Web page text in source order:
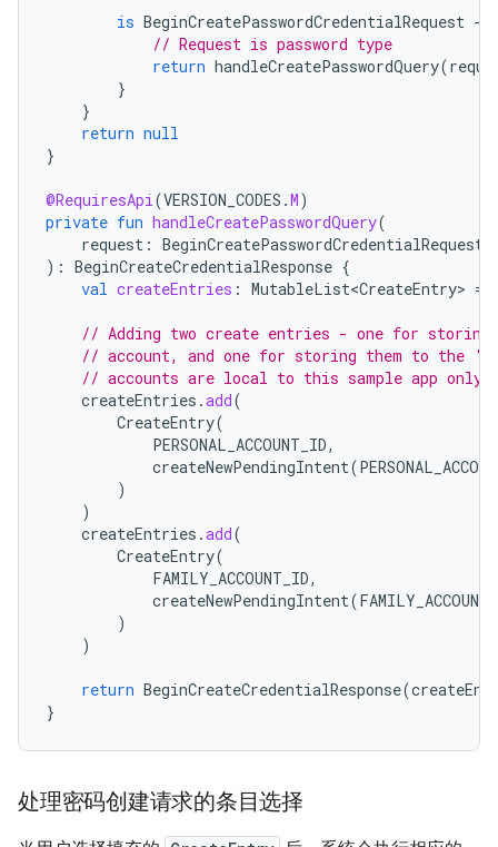
is BeginCreatePasswordCredentialRequest -
// Request is password type
return handleCreatePasswordQuery(
}
}
return null
}
@RequiresApi(VERSION_CODES .M)
private fun handleCreatePasswordQuery(
request : BeginCreatePasswordCredentialRequest
): BeginCreateCredentialResponse {
val createEntries : MutableList<CreateEntry> =
// Adding two create entries - one for
// account, and one for storing them to the
// accounts are local to this sample app only.
createEntries .add(
CreateEntry(
PERSONAL_ACCOUNT_ID,
createNewPendingIntent(
)
)
createEntries .add(
CreateEntry(
FAMILY_ACCOUNT_ID,
createNewPendingIntent(
)
)
return BeginCreateCredentialResponse(
}
处理密码创建请求的条目选择